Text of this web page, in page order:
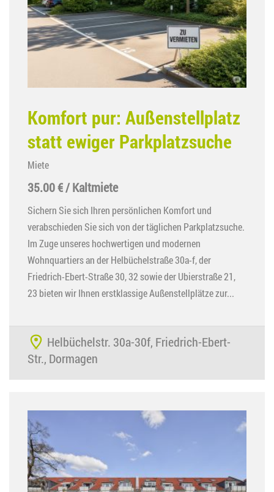
Komfort pur: Außenstellplatz
statt ewiger Parkplatzsuche
Miete
35.00 € / Kaltmiete
Sichern Sie sich Ihren persönlichen Komfort und
verabschieden Sie sich von der täglichen Parkplatzsuche.
Im Zuge unseres hochwertigen und modernen
Wohnquartiers an der Helbüchelstraße 30a-f, der
Friedrich-Ebert-Straße 30, 32 sowie der Ubierstraße 21,
23 bieten wir Ihnen erstklassige Außenstellplätze zur...
Helbüchelstr. 30a-30f, Friedrich-Ebert-
Str., Dormagen